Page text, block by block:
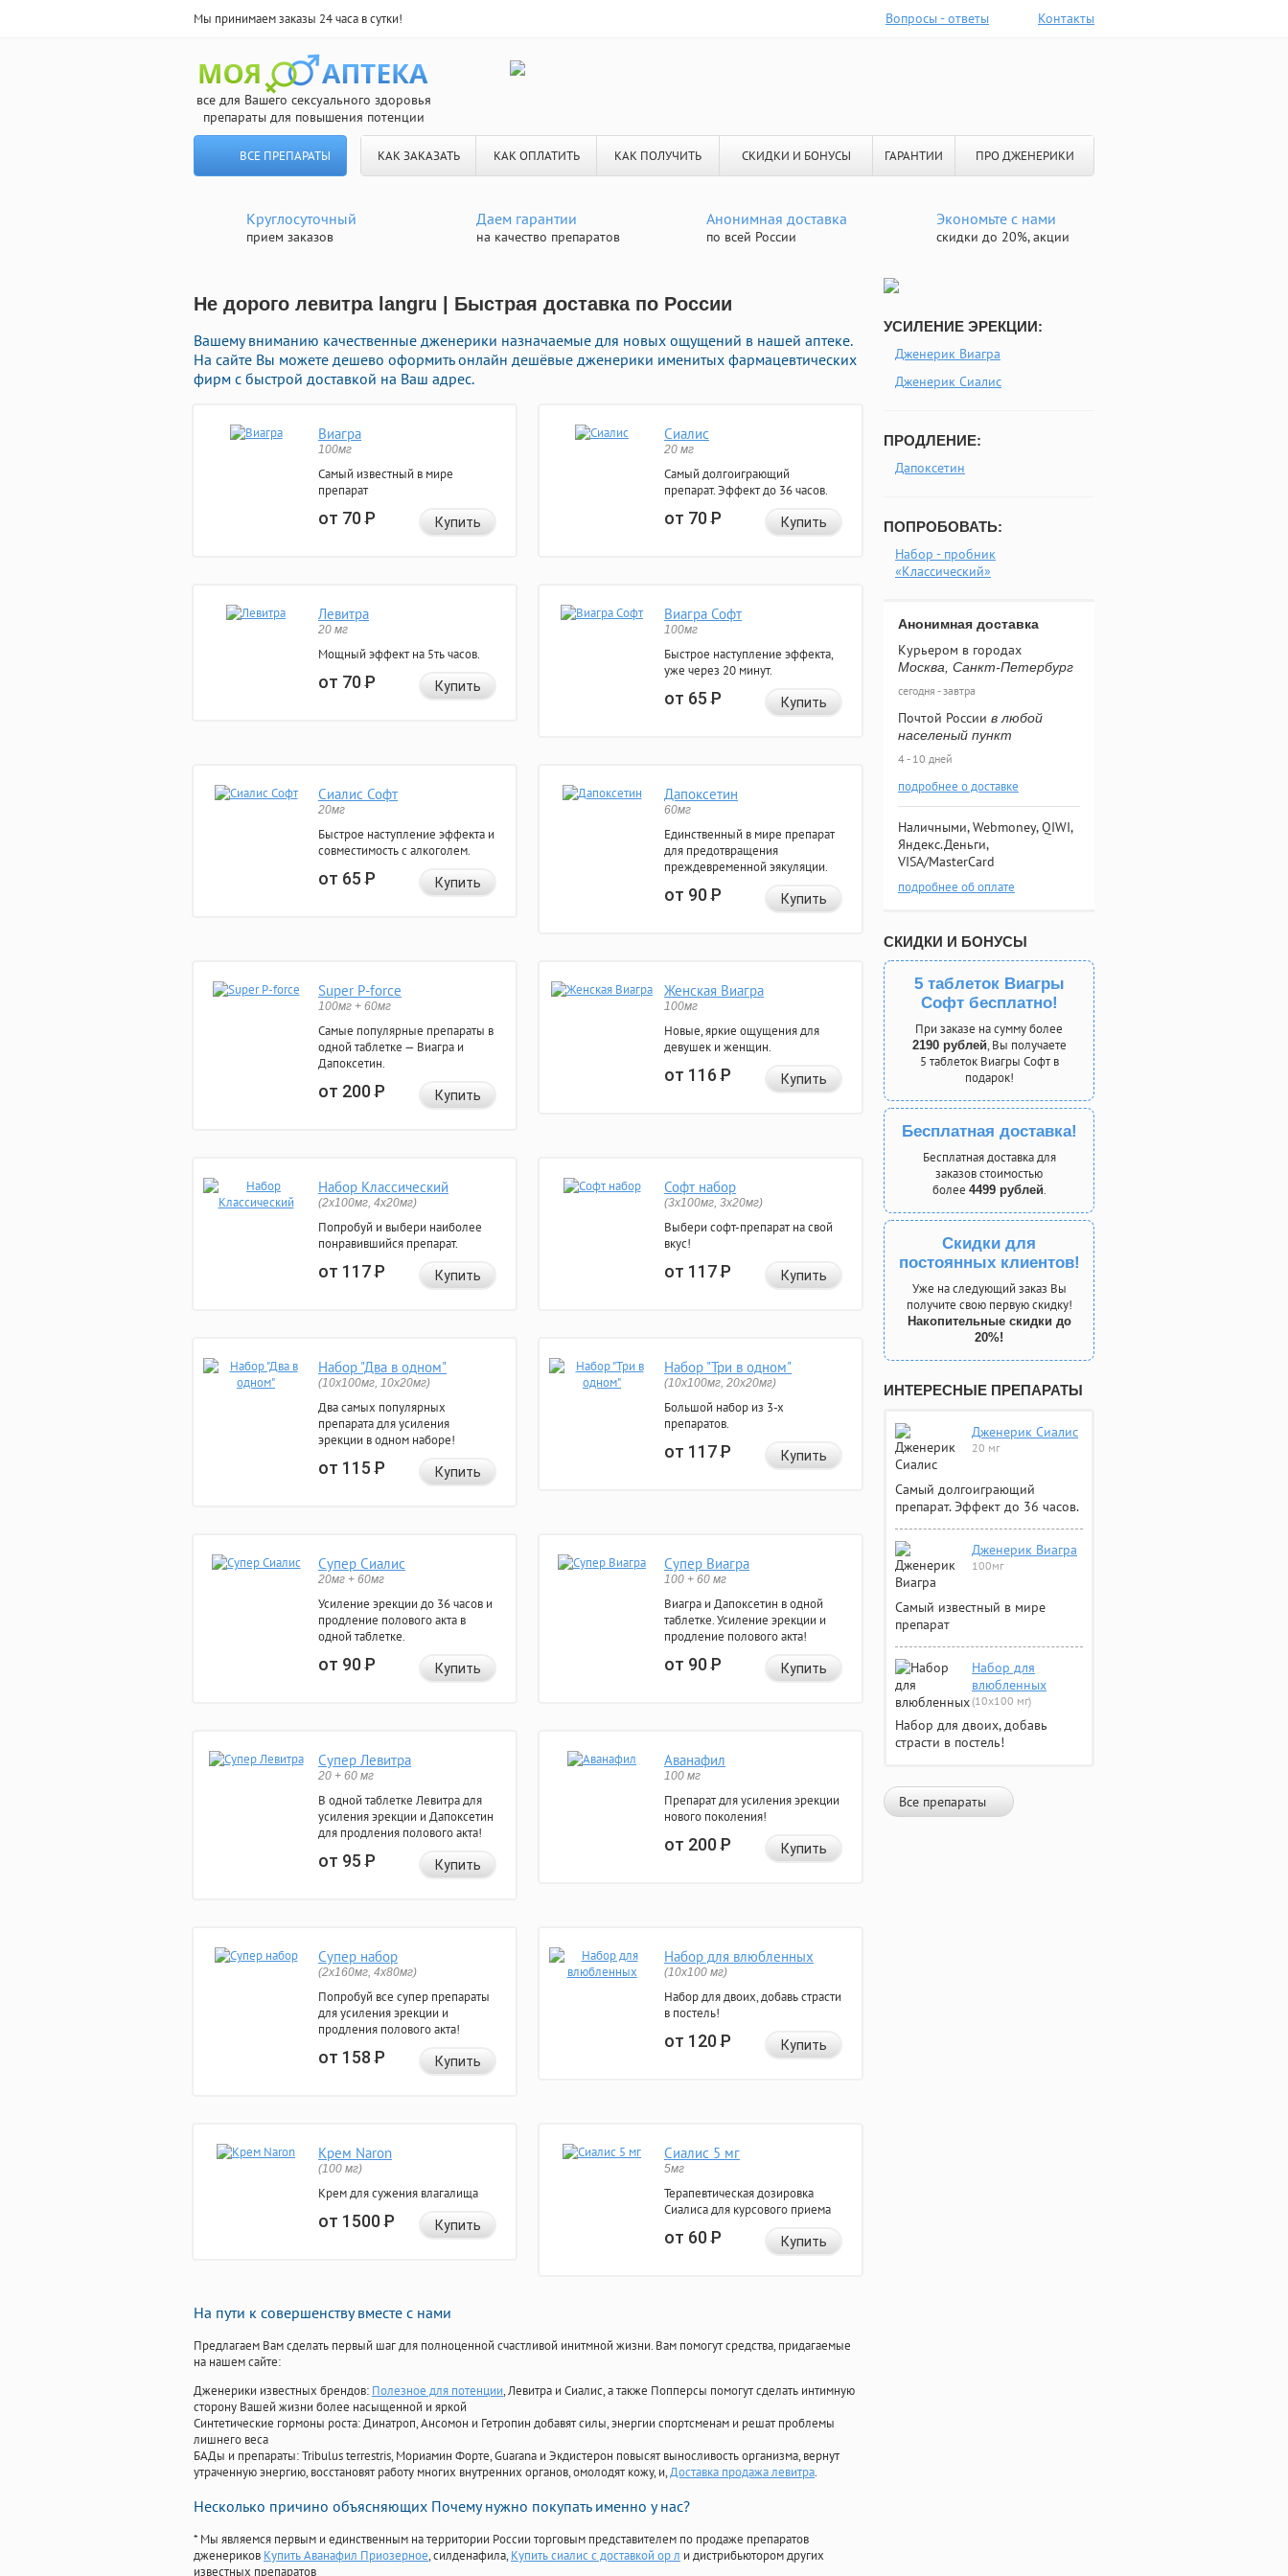
Мы принимаем заказы 24 часа в сутки! Вопросы - ответы Контакты
все для Вашего сексуального здоровья
препараты для повышения потенции
ВСЕ ПРЕПАРАТЫ КАК ЗАКАЗАТЬ КАК ОПЛАТИТЬ КАК ПОЛУЧИТЬ СКИДКИ И БОНУСЫ ГАРАНТИИ ПРО ДЖЕНЕРИКИ
Круглосуточный
прием заказов
Даем гарантии
на качество препаратов
Анонимная доставка
по всей России
Экономьте с нами
скидки до 20%, акции
Не дорого левитра langru | Быстрая доставка по России
Вашему вниманию качественные дженерики назначаемые для новых ощущений в нашей аптеке.
На сайте Вы можете дешево оформить онлайн дешёвые дженерики именитых фармацевтических
фирм с быстрой доставкой на Ваш адрес.
Виагра
100мг
Самый известный в мире
препарат
от 70Р Купить
Сиалис
20 мг
Самый долгоиграющий
препарат. Эффект до 36 часов.
от 70Р Купить
Левитра
20 мг
Мощный эффект на 5ть часов.
от 70Р Купить
Виагра Софт
100мг
Быстрое наступление эффекта,
уже через 20 минут.
от 65Р Купить
Сиалис Софт
20мг
Быстрое наступление эффекта и
совместимость с алкоголем.
от 65Р Купить
Дапоксетин
60мг
Единственный в мире препарат
для предотвращения
преждевременной эякуляции.
от 90Р Купить
Super P-force
100мг + 60мг
Самые популярные препараты в
одной таблетке — Виагра и
Дапоксетин.
от 200Р Купить
Женская Виагра
100мг
Новые, яркие ощущения для
девушек и женщин.
от 116Р Купить
Набор Классический
(2x100мг, 4x20мг)
Попробуй и выбери наиболее
понравившийся препарат.
от 117Р Купить
Софт набор
(3x100мг, 3x20мг)
Выбери софт-препарат на свой
вкус!
от 117Р Купить
Набор "Два в одном"
(10x100мг, 10x20мг)
Два самых популярных
препарата для усиления
эрекции в одном наборе!
от 115Р Купить
Набор "Три в одном"
(10x100мг, 20x20мг)
Большой набор из 3-х
препаратов.
от 117Р Купить
Супер Сиалис
20мг + 60мг
Усиление эрекции до 36 часов и
продление полового акта в
одной таблетке.
от 90Р Купить
Супер Виагра
100 + 60 мг
Виагра и Дапоксетин в одной
таблетке. Усиление эрекции и
продление полового акта!
от 90Р Купить
Супер Левитра
20 + 60 мг
В одной таблетке Левитра для
усиления эрекции и Дапоксетин
для продления полового акта!
от 95Р Купить
Аванафил
100 мг
Препарат для усиления эрекции
нового поколения!
от 200Р Купить
Супер набор
(2х160мг, 4х80мг)
Попробуй все супер препараты
для усиления эрекции и
продления полового акта!
от 158Р Купить
Набор для влюбленных
(10х100 мг)
Набор для двоих, добавь страсти
в постель!
от 120Р Купить
Крем Naron
(100 мг)
Крем для сужения влагалища
от 1500Р Купить
Сиалис 5 мг
5мг
Терапевтическая дозировка
Сиалиса для курсового приема
от 60Р Купить
На пути к совершенству вместе с нами
Предлагаем Вам сделать первый шаг для полноценной счастливой инитмной жизни. Вам помогут средства, придагаемые
на нашем сайте:
Дженерики известных брендов: Полезное для потенции, Левитра и Сиалис, а также Попперсы помогут сделать интимную
сторону Вашей жизни более насыщенной и яркой
Синтетические гормоны роста: Динатроп, Ансомон и Гетропин добавят силы, энергии спортсменам и решат проблемы
лишнего веса
БАДы и препараты:Tribulus terrestris, Мориамин Форте, Guarana и Экдистерон повысят выносливость организма, вернут
утраченную энергию, восстановят работу многих внутренних органов, омолодят кожу, и,Доставка продажа левитра.
Несколько причино объясняющих Почему нужно покупать именно у нас?
* Мы являемся первым и единственным на территории России торговым представителем по продаже препаратов
дженериков Купить Аванафил Приозерное, силденафила, Купить сиалис с доставкой ор л и дистрибьютором других
известных препаратов
УСИЛЕНИЕ ЭРЕКЦИИ:
Дженерик Виагра
Дженерик Сиалис
ПРОДЛЕНИЕ:
Дапоксетин
ПОПРОБОВАТЬ:
Набор - пробник
«Классический»
Анонимная доставка
Курьером в городах
Москва, Санкт-Петербург
сегодня - завтра
Почтой России в любой
населеный пункт
4 - 10 дней
подробнее о доставке
Наличными, Webmoney, QIWI,
Яндекс.Деньги,
VISA/MasterCard
подробнее об оплате
СКИДКИ И БОНУСЫ
5 таблеток Виагры
Софт бесплатно!
При заказе на сумму более
2190 рублей, Вы получаете
5 таблеток Виагры Софт в
подарок!
Бесплатная доставка!
Бесплатная доставка для
заказов стоимостью
более 4499 рублей.
Скидки для
постоянных клиентов!
Уже на следующий заказ Вы
получите свою первую скидку!
Накопительные скидки до
20%!
ИНТЕРЕСНЫЕ ПРЕПАРАТЫ
Дженерик Сиалис
20 мг
Самый долгоиграющий
препарат. Эффект до 36 часов.
Дженерик Виагра
100мг
Самый известный в мире
препарат
Набор для
влюбленных
(10х100 мг)
Набор для двоих, добавь
страсти в постель!
Все препараты